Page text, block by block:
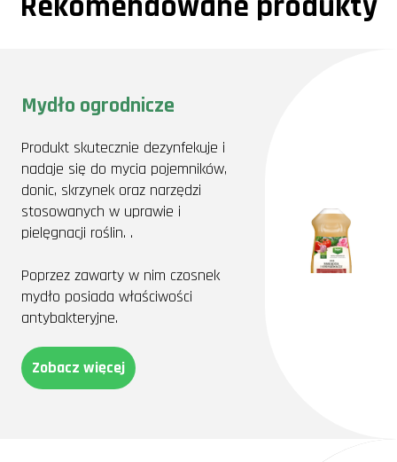
Mydło ogrodnicze
Produkt skutecznie dezynfekuje i
nadaje się do mycia pojemników,
donic, skrzynek oraz narzędzi
stosowanych w uprawie i
pielęgnacji roślin. .
Poprzez zawarty w nim czosnek
mydło posiada właściwości
antybakteryjne.
Zobacz więcej